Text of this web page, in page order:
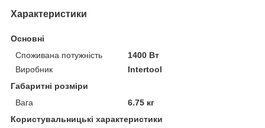
Характеристики
Основні
Споживана потужність
1400 Вт
Виробник
Intertool
Габаритні розміри
Вага
6.75 кг
Користувальницькі характеристики